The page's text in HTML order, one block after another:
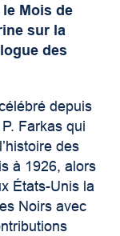
Mois de
sur la
des
depuis
Farkas qui
des
à 1926, alors
États-Unis la
Noirs avec